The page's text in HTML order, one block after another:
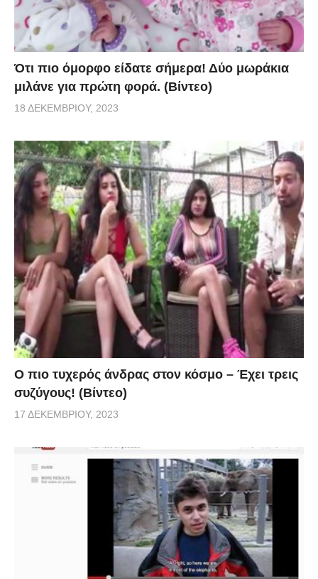
Ότι πιο όμορφο είδατε σήμερα! Δύο μωράκια
μιλάνε για πρώτη φορά. (Βίντεο)
18 ΔΕΚΕΜΒΡΊΟΥ, 2023
Ο πιο τυχερός άνδρας στον κόσμο – Έχει τρεις
συζύγους! (Βίντεο)
17 ΔΕΚΕΜΒΡΊΟΥ, 2023